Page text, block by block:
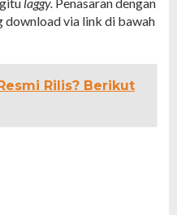
download via link di bawah
Rilis? Berikut